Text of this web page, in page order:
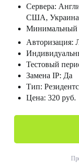
Сервера:
США, Украина
Минимальный
Авторизация:
Тестовый
Замена IP: Да
Тип:
Цена: 320 руб.